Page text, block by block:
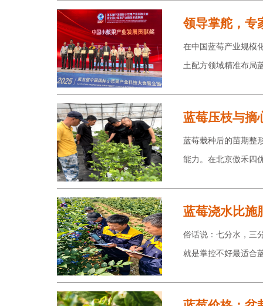
领导掌舵，专
在中国蓝莓产业规模
土配方领域精准布局
蓝莓压枝与摘
蓝莓栽种后的苗期整
能力。在北京傲禾四
蓝莓浇水比施
俗话说：七分水，三
就是掌控不好最适合